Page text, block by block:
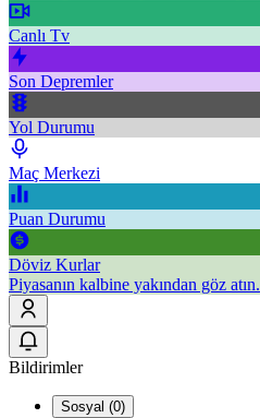
Canlı Tv
Son Depremler
Yol Durumu
Maç Merkezi
Puan Durumu
Döviz Kurlar
Piyasanın kalbine yakından göz atın.
Bildirimler
Sosyal (0)